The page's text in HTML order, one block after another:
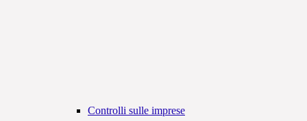
Controlli sulle imprese